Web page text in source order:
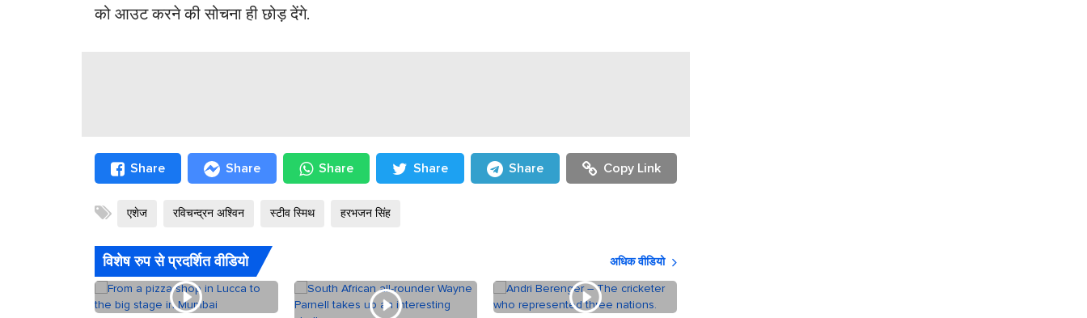
को आउट करने की सोचना ही छोड़ देंगे.
Share Share Share Share Share Copy Link
एशेज रविचन्द्रन अश्विन स्टीव स्मिथ हरभजन सिंह
विशेष रुप से प्रदर्शित वीडियो अधिक वीडियो